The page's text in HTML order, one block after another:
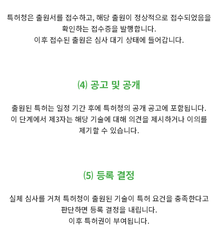
특허청은 출원서를 접수하고, 해당 출원이 정상적으로 접수되었음을
확인하는 접수증을 발행합니다.
이후 접수된 출원은 심사 대기 상태에 들어갑니다.
⑷ 공고 및 공개
출원된 특허는 일정 기간 후에 특허청의 공개 공고에 포함됩니다.
이 단계에서 제3자는 해당 기술에 대해 의견을 제시하거나 이의를
제기할 수 있습니다.
⑸ 등록 결정
실체 심사를 거쳐 특허청이 출원된 기술이 특허 요건을 충족한다고
판단하면 등록 결정을 내립니다.
이후 특허권이 부여됩니다.